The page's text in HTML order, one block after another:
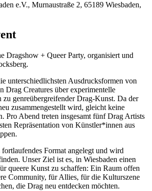
e.V., Murnaustraße 2, 65189 Wiesbaden,
Dragshow + Queer Party, organisiert und
unterschiedlichsten Ausdrucksformen von
Drag Creatures über experimentelle
zu genreübergreifender Drag-Kunst. Da der
zusammengestellt wird, gleicht keine
Pro Abend treten insgesamt fünf Drag Artists
Repräsentation von Künstler*innen aus
Format angelegt und wird
Unser Ziel ist es, in Wiesbaden einen
queere Kunst zu schaffen: Ein Raum offen
Community, für Allies, für die Kulturszene
die Drag neu entdecken möchten.